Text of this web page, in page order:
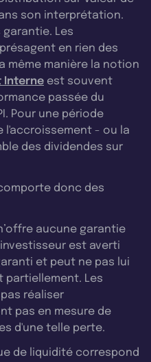
son interprétation.
Les
en rien des
même manière la notion
Interne est souvent
passée du
Pour une période
l'accroissement - ou la
des dividendes sur
donc des
n’offre aucune garantie
est averti
et peut ne pas lui
partiellement. Les
réaliser
pas en mesure de
d'une telle perte.
de liquidité correspond